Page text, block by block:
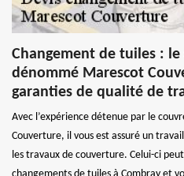
Changement de tuiles :
dénommé Marescot
garanties de qualité de
Avec l’expérience détenue par le
Couverture, il vous est assuré un
les travaux de couverture. Celui-ci